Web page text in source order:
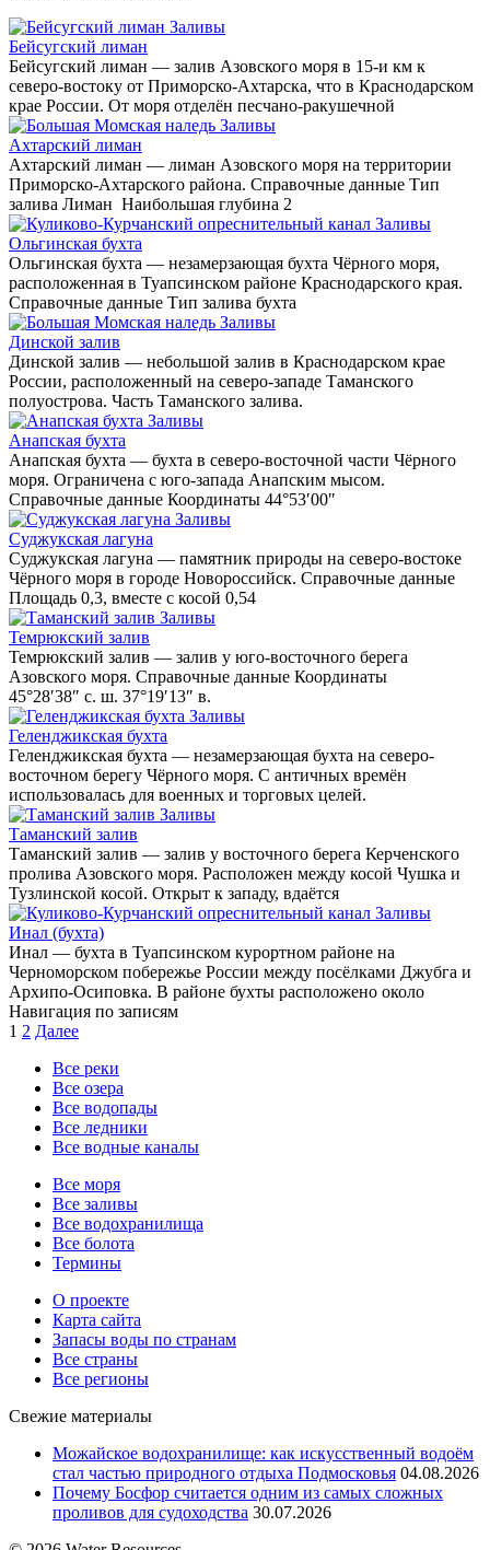
Заливы
Бейсугский лиман
Бейсугский лиман — залив Азовского моря в 15-и км к
северо-востоку от Приморско-Ахтарска, что в Краснодарском
крае России. От моря отделён песчано-ракушечной
Заливы
Ахтарский лиман
Ахтарский лиман — лиман Азовского моря на территории
Приморско-Ахтарского района. Справочные данные Тип
залива Лиман Наибольшая глубина 2
Заливы
Ольгинская бухта
Ольгинская бухта — незамерзающая бухта Чёрного моря,
расположенная в Туапсинском районе Краснодарского края.
Справочные данные Тип залива бухта
Заливы
Динской залив
Динской залив — небольшой залив в Краснодарском крае
России, расположенный на северо-западе Таманского
полуострова. Часть Таманского залива.
Заливы
Анапская бухта
Анапская бухта — бухта в северо-восточной части Чёрного
моря. Ограничена с юго-запада Анапским мысом.
Справочные данные Координаты 44°53′00″
Заливы
Суджукская лагуна
Суджукская лагуна — памятник природы на северо-востоке
Чёрного моря в городе Новороссийск. Справочные данные
Площадь 0,3, вместе с косой 0,54
Заливы
Темрюкский залив
Темрюкский залив — залив у юго-восточного берега
Азовского моря. Справочные данные Координаты
45°28′38″ с. ш. 37°19′13″ в.
Заливы
Геленджикская бухта
Геленджикская бухта — незамерзающая бухта на северо-
восточном берегу Чёрного моря. С античных времён
использовалась для военных и торговых целей.
Заливы
Таманский залив
Таманский залив — залив у восточного берега Керченского
пролива Азовского моря. Расположен между косой Чушка и
Тузлинской косой. Открыт к западу, вдаётся
Заливы
Инал (бухта)
Инал — бухта в Туапсинском курортном районе на
Черноморском побережье России между посёлками Джубга и
Архипо-Осиповка. В районе бухты расположено около
Навигация по записям
1 2 Далее
Все реки
Все озера
Все водопады
Все ледники
Все водные каналы
Все моря
Все заливы
Все водохранилища
Все болота
Термины
О проекте
Карта сайта
Запасы воды по странам
Все страны
Все регионы
Свежие материалы
Можайское водохранилище: как искусственный водоём
стал частью природного отдыха Подмосковья 04.08.2026
Почему Босфор считается одним из самых сложных
проливов для судоходства 30.07.2026